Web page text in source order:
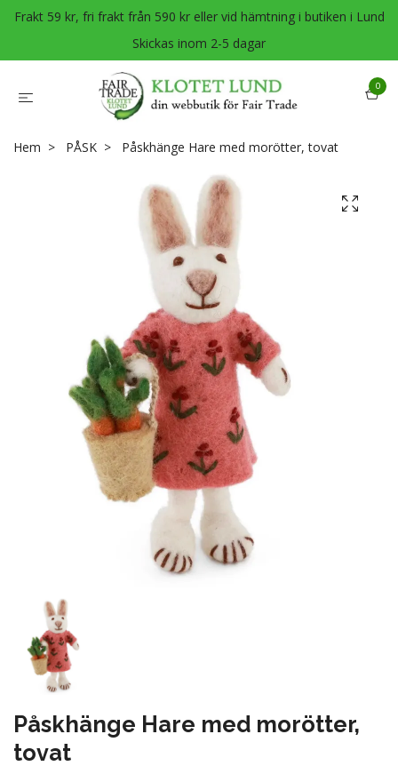
Frakt 59 kr, fri frakt från 590 kr eller vid hämtning i butiken i Lund
Skickas inom 2-5 dagar
0
Hem PÅSK Påskhänge Hare med morötter, tovat
Påskhänge Hare med morötter,
tovat